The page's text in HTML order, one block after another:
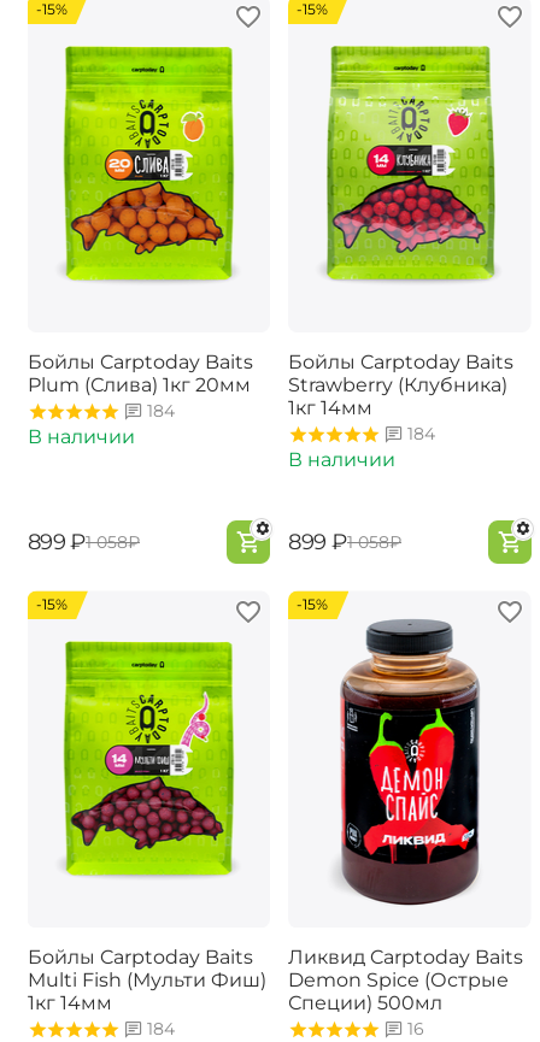
-15%
Бойлы Carptoday Baits
Plum (Слива) 1кг 20мм
184
В наличии
‍899‍ ₽‍1 058‍₽
-15%
Бойлы Carptoday Baits
Strawberry (Клубника)
1кг 14мм
184
В наличии
‍899‍ ₽‍1 058‍₽
-15%
Бойлы Carptoday Baits
Multi Fish (Мульти Фиш)
1кг 14мм
184
-15%
Ликвид Carptoday Baits
Demon Spice (Острые
Специи) 500мл
16